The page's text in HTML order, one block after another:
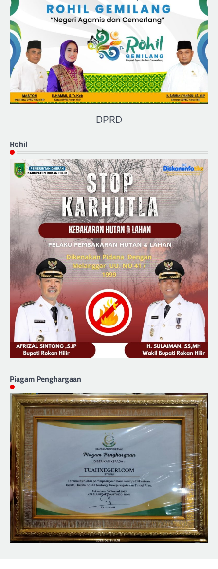
DPRD
Rohil
Piagam Penghargaan